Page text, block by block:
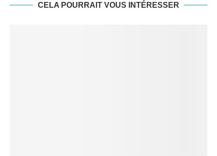
CELA POURRAIT VOUS INTÉRESSER